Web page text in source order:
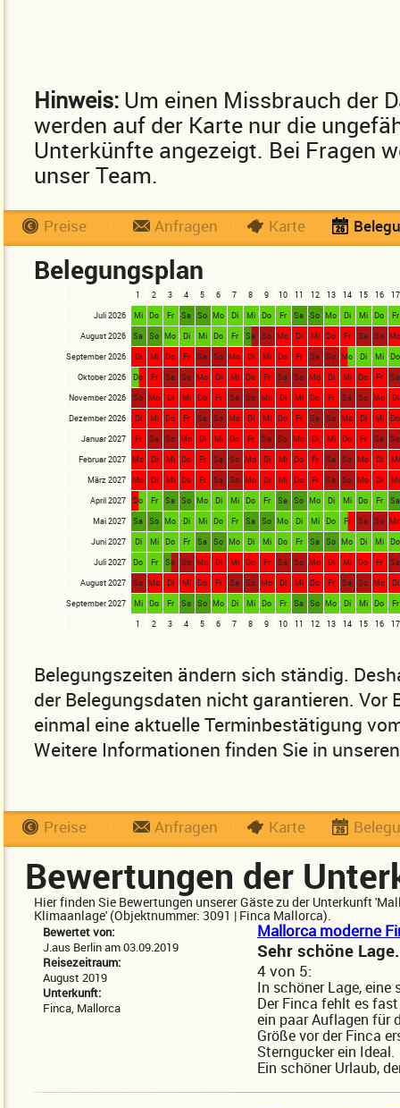
Hinweis: Um einen Missbrauch der
werden auf der Karte nur die
Unterkünfte angezeigt. Bei Fragen
unser Team.
Preise Anfragen Karte
Belegungsplan
1 2 3 4 5 6 7 8 9 10 11 12 13 14 15 16
17
Juli 2026
Mi Do Fr Sa So Mo Di Mi Do Fr Sa So Mo Di Mi Do
Fr
August 2026
Sa So Mo Di Mi Do Fr Sa So Mo Di Mi Do Fr Sa So
September 2026
Di Mi Do Fr Sa So Mo Di Mi Do Fr Sa So Mo Di Mi Do
Oktober 2026
Do Fr Sa So Mo Di Mi Do Fr Sa So Mo Di Mi Do Fr
Sa
November 2026
So Mo Di Mi Do Fr Sa So Mo Di Mi Do Fr Sa So Mo
Di
Dezember 2026
Di Mi Do Fr Sa So Mo Di Mi Do Fr Sa So Mo Di Mi Do
Januar 2027
Fr Sa So Mo Di Mi Do Fr Sa So Mo Di Mi Do Fr Sa So
Februar 2027 Mo Di Mi Do Fr Sa So Mo Di Mi Do Fr Sa So Mo Di
Mi
März 2027 Mo Di Mi Do Fr Sa So Mo Di Mi Do Fr Sa So Mo Di
Mi
April 2027
Do Fr Sa So Mo Di Mi Do Fr Sa So Mo Di Mi Do Fr
Sa
Mai 2027
Sa So Mo Di Mi Do Fr Sa So Mo Di Mi Do Fr Sa So
Juni 2027
Di Mi Do Fr Sa So Mo Di Mi Do Fr Sa So Mo Di Mi Do
Juli 2027
Do Fr Sa So Mo Di Mi Do Fr Sa So Mo Di Mi Do Fr
Sa
August 2027
So Mo Di Mi Do Fr Sa So Mo Di Mi Do Fr Sa So Mo
Di
September 2027
Mi Do Fr Sa So Mo Di Mi Do Fr Sa So Mo Di Mi Do
Fr
1
2 3 4 5 6 7 8 9 10 11 12 13 14 15 16 17
Belegungszeiten ändern sich ständig.
der Belegungsdaten nicht garantieren. Vor
einmal eine aktuelle Terminbestätigung
Weitere Informationen finden Sie in
Preise Anfragen Karte
Bewertungen der
Hier finden Sie Bewertungen unserer Gäste zu der Unterkunft
Klimaanlage' (Objektnummer: 3091 | Finca Mallorca).
Bewertet von:
J.aus Berlin am 03.09.2019
Reisezeitraum:
August 2019
Unterkunft:
Finca, Mallorca
Mallorca moderne
Sehr schöne Lage.
4von 5:
In schöner Lage, eine
Der Finca fehlt es
ein paar Auflagen für
Größe vor der Finca
Sterngucker ein Ideal.
Ein schöner Urlaub,